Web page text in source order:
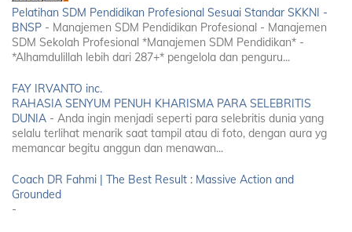
Pelatihan SDM Pendidikan Profesional Sesuai Standar SKKNI -
BNSP - Manajemen SDM Pendidikan Profesional - Manajemen
SDM Sekolah Profesional *Manajemen SDM Pendidikan* -
*Alhamdulillah lebih dari 287+* pengelola dan penguru...
FAY IRVANTO inc.
RAHASIA SENYUM PENUH KHARISMA PARA SELEBRITIS
DUNIA - Anda ingin menjadi seperti para selebritis dunia yang
selalu terlihat menarik saat tampil atau di foto, dengan aura yg
memancar begitu anggun dan menawan...
Coach DR Fahmi | The Best Result : Massive Action and
Grounded
-